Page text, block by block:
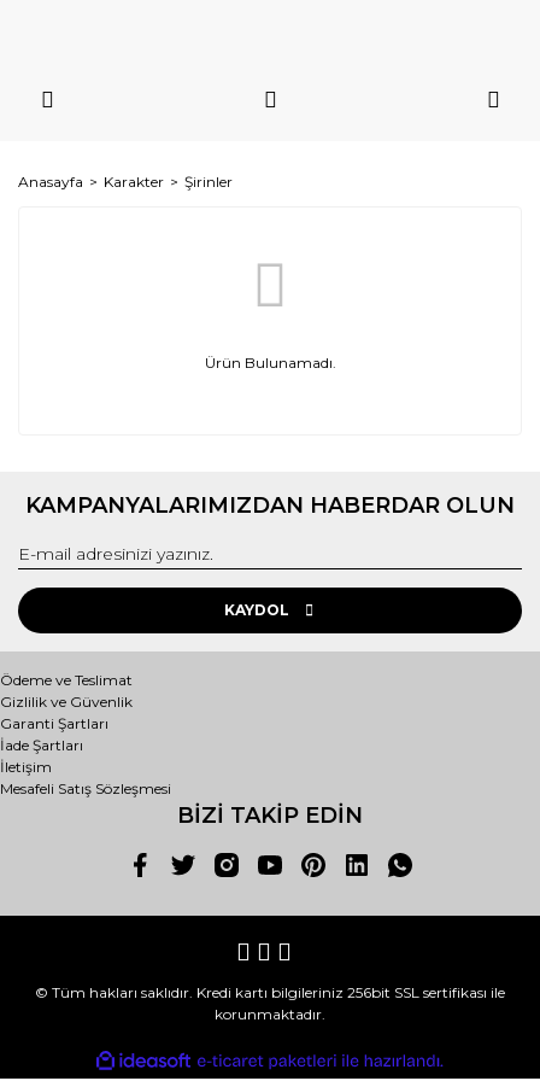
Anasayfa Karakter Şirinler
Ürün Bulunamadı.
KAMPANYALARIMIZDAN HABERDAR OLUN
KAYDOL
Ödeme ve Teslimat
Gizlilik ve Güvenlik
Garanti Şartları
İade Şartları
İletişim
Mesafeli Satış Sözleşmesi
BİZİ TAKİP EDİN
© Tüm hakları saklıdır. Kredi kartı bilgileriniz 256bit SSL sertifikası ile
korunmaktadır.
ideasoft
e-